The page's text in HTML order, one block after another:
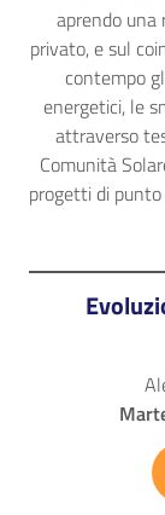
aprendo una
privato, e sul
contempo
energetici, le
attraverso
Comunità
progetti di